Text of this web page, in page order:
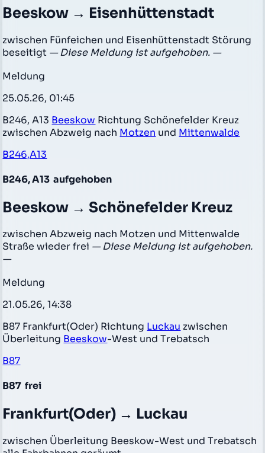
Beeskow → Eisenhüttenstadt
zwischen Fünfeichen und Eisenhüttenstadt Störung
beseitigt — Diese Meldung ist aufgehoben. —
Meldung
25.05.26, 01:45
B246, A13 Beeskow Richtung Schönefelder Kreuz
zwischen Abzweig nach Motzen und Mittenwalde
B246,A13
B246, A13 aufgehoben
Beeskow → Schönefelder Kreuz
zwischen Abzweig nach Motzen und Mittenwalde
Straße wieder frei — Diese Meldung ist aufgehoben.
—
Meldung
21.05.26, 14:38
B87 Frankfurt(Oder) Richtung Luckau zwischen
Überleitung Beeskow-West und Trebatsch
B87
B87 frei
Frankfurt(Oder) → Luckau
zwischen Überleitung Beeskow-West und Trebatsch